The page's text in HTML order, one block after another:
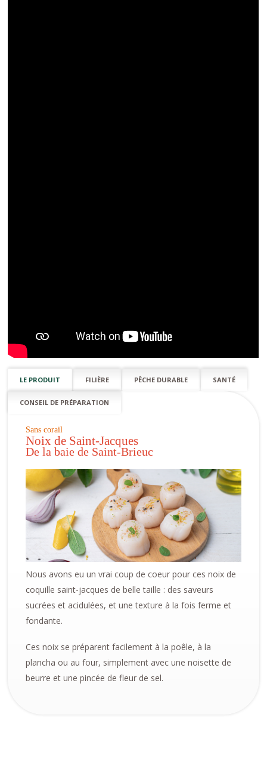
LE PRODUIT FILIÈRE PÊCHE DURABLE SANTÉ
CONSEIL DE PRÉPARATION
Sans corail
Noix de Saint-Jacques
De la baie de Saint-Brieuc
Nous avons eu un vrai coup de coeur pour ces noix de
coquille saint-jacques de belle taille : des saveurs
sucrées et acidulées, et une texture à la fois ferme et
fondante.
Ces noix se préparent facilement à la poêle, à la
plancha ou au four, simplement avec une noisette de
beurre et une pincée de fleur de sel.